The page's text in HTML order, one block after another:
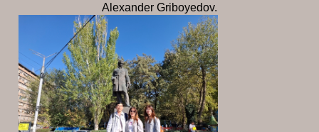
Alexander Griboyedov.